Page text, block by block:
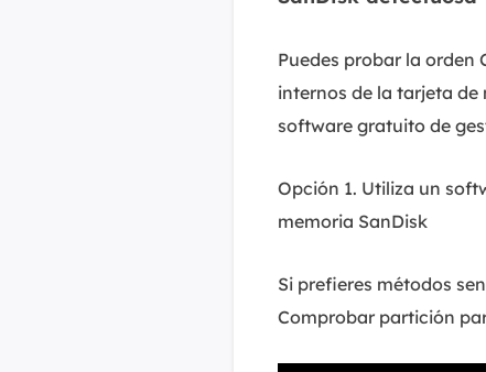
Puedes probar la orden
internos de la tarjeta de
software gratuito de
Opción 1. Utiliza un
memoria SanDisk
Si prefieres métodos
Comprobar partición